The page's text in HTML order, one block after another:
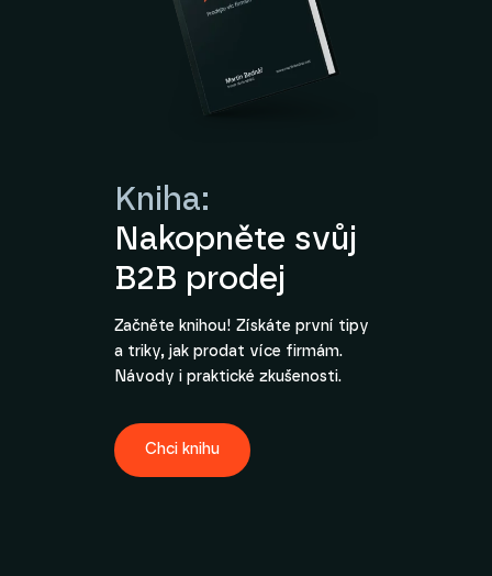
Kniha:
Nakopněte svůj
B2B prodej
Začněte knihou! Získáte první tipy
a triky, jak prodat více firmám.
Návody i praktické zkušenosti.
Chci knihu